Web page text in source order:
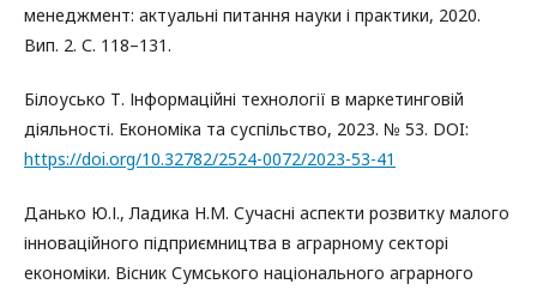
менеджмент: актуальні питання науки і практики, 2020.
Вип. 2. С. 118–131.
Білоусько Т. Інформаційні технології в маркетинговій
діяльності. Економіка та суспільство, 2023. № 53. DOI:
https://doi.org/10.32782/2524-0072/2023-53-41
Данько Ю.І., Ладика Н.М. Сучасні аспекти розвитку малого
інноваційного підприємництва в аграрному секторі
економіки. Вісник Сумського національного аграрного